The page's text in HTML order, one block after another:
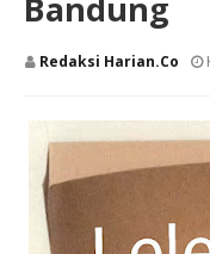
Bandung
Redaksi Harian.co